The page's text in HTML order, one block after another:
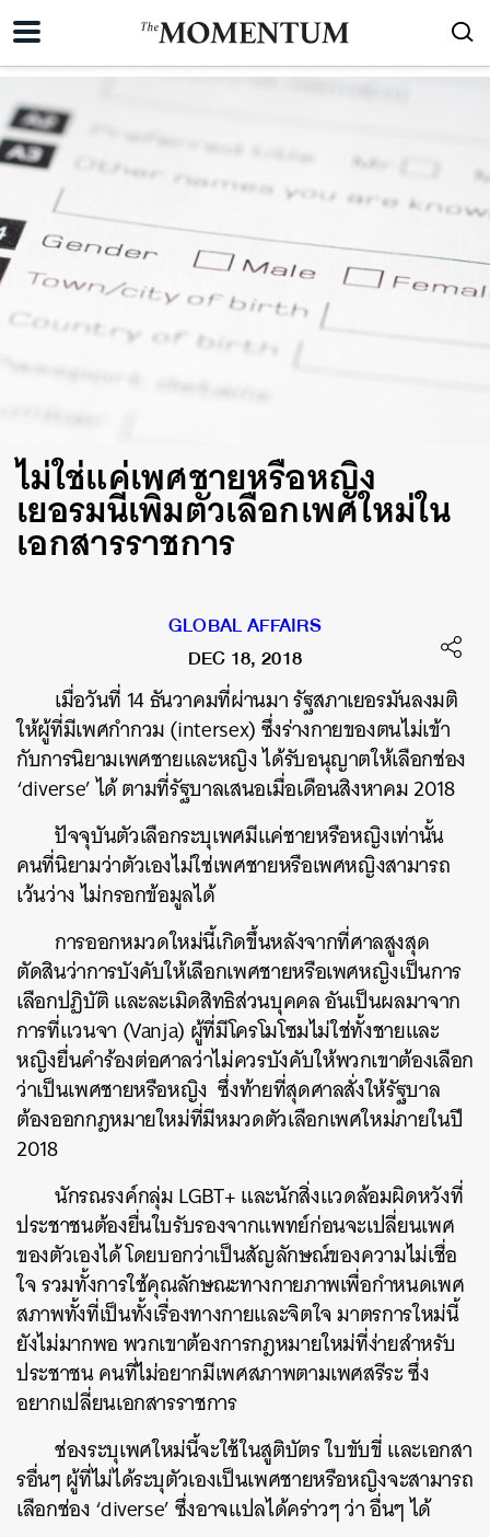
ไม่ใช่แค่เพศชายหรือหญิง
เยอรมนีเพิ่มตัวเลือกเพศใหม่ใน
เอกสารราชการ
GLOBAL AFFAIRS
DEC 18, 2018
เมื่อวันที่ 14 ธันวาคมที่ผ่านมา รัฐสภาเยอรมันลงมติ
ให้ผู้ที่มีเพศกำกวม (intersex)ซึ่งร่างกายของตนไม่เข้า
กับการนิยามเพศชายและหญิง ได้รับอนุญาตให้เลือกช่อง
‘diverse’ได้ ตามที่รัฐบาลเสนอเมื่อเดือนสิงหาคม 2018
ปัจจุบันตัวเลือกระบุเพศมีแค่ชายหรือหญิงเท่านั้น
คนที่นิยามว่าตัวเองไม่ใช่เพศชายหรือเพศหญิงสามารถ
เว้นว่าง ไม่กรอกข้อมูลได้
การออกหมวดใหม่นี้เกิดขึ้นหลังจากที่ศาลสูงสุด
ตัดสินว่าการบังคับให้เลือกเพศชายหรือเพศหญิงเป็นการ
เลือกปฏิบัติ และละเมิดสิทธิส่วนบุคคล อันเป็นผลมาจาก
การที่แวนจา (Vanja) ผู้ที่มีโครโมโซมไม่ใช่ทั้งชายและ
หญิงยื่นคำร้องต่อศาลว่าไม่ควรบังคับให้พวกเขาต้องเลือก
ว่าเป็นเพศชายหรือหญิง ซึ่งท้ายที่สุดศาลสั่งให้รัฐบาล
ต้องออกกฎหมายใหม่ที่มีหมวดตัวเลือกเพศใหม่ภายในปี
2018
นักรณรงค์กลุ่ม LGBT+ และนักสิ่งแวดล้อมผิดหวังที่
ประชาชนต้องยื่นใบรับรองจากแพทย์ก่อนจะเปลี่ยนเพศ
ของตัวเองได้ โดยบอกว่าเป็นสัญลักษณ์ของความไม่เชื่อ
ใจ รวมทั้งการใช้คุณลักษณะทางกายภาพเพื่อกำหนดเพศ
สภาพทั้งที่เป็นทั้งเรื่องทางกายและจิตใจ มาตรการใหม่นี้
ยังไม่มากพอ พวกเขาต้องการกฎหมายใหม่ที่ง่ายสำหรับ
ประชาชน คนที่ไม่อยากมีเพศสภาพตามเพศสรีระ ซึ่ง
อยากเปลี่ยนเอกสารราชการ
ช่องระบุเพศใหม่นี้จะใช้ในสูติบัตร ใบขับขี่ และเอกสา
รอื่นๆ ผู้ที่ไม่ได้ระบุตัวเองเป็นเพศชายหรือหญิงจะสามารถ
เลือกช่อง ‘diverse’ ซึ่งอาจแปลได้คร่าวๆ ว่า อื่นๆ ได้